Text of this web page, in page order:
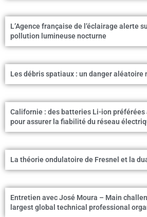
L’Agence française de l’éclairage alerte
pollution lumineuse nocturne
Les débris spatiaux : un danger aléatoire
Californie : des batteries Li-ion préférées
pour assurer la fiabilité du réseau
La théorie ondulatoire de Fresnel et la
Entretien avec José Moura – Main
largest global technical professional